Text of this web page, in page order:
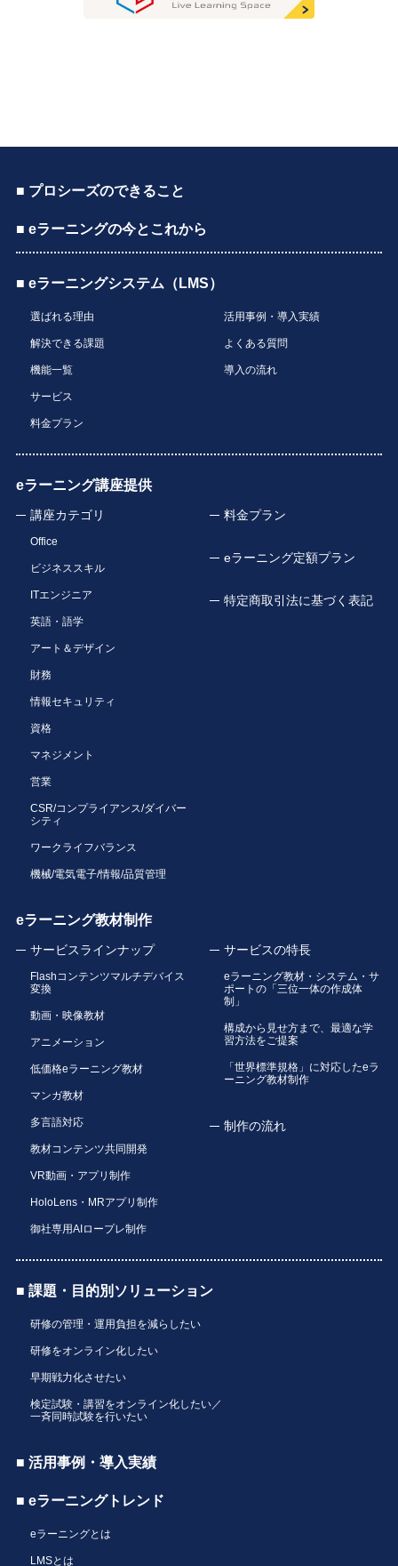
■ プロシーズのできること
■ eラーニングの今とこれから
■ eラーニングシステム（LMS）
選ばれる理由
解決できる課題
機能一覧
サービス
料金プラン
活用事例・導入実績
よくある質問
導入の流れ
eラーニング講座提供
講座カテゴリ
Office
ビジネススキル
ITエンジニア
英語・語学
アート＆デザイン
財務
情報セキュリティ
資格
マネジメント
営業
CSR/コンプライアンス/ダイバー
シティ
ワークライフバランス
機械/電気電子/情報/品質管理
料金プラン
eラーニング定額プラン
特定商取引法に基づく表記
eラーニング教材制作
サービスラインナップ
Flashコンテンツマルチデバイス
変換
動画・映像教材
アニメーション
低価格eラーニング教材
マンガ教材
多言語対応
教材コンテンツ共同開発
VR動画・アプリ制作
HoloLens・MRアプリ制作
御社専用AIロープレ制作
サービスの特長
eラーニング教材・システム・サ
ポートの「三位一体の作成体
制」
構成から見せ方まで、最適な学
習方法をご提案
「世界標準規格」に対応したeラ
ーニング教材制作
制作の流れ
■ 課題・目的別ソリューション
研修の管理・運用負担を減らしたい
研修をオンライン化したい
早期戦力化させたい
検定試験・講習をオンライン化したい／
一斉同時試験を行いたい
■ 活用事例・導入実績
■ eラーニングトレンド
eラーニングとは
LMSとは